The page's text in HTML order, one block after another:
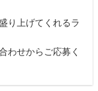
り上げてくれるラ
わせからご応募く